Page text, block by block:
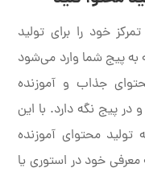
خود را برای تولید
به پیج شما وارد می‌شود
جذاب و آموزنده
پیج نگه دارد. با این
محتوای آموزنده
خود در استوری یا